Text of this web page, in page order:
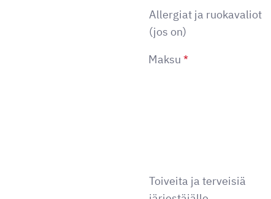
Allergiat ja ruokavaliot
(jos on)
Maksu *
Toiveita ja terveisiä